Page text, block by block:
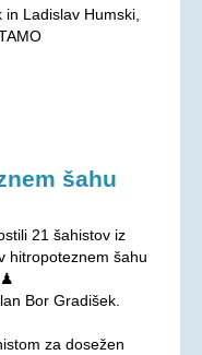
Ladislav Humski,
šahu
21 šahistov iz
hitropoteznem šahu
♟
Bor Gradišek.
za dosežen